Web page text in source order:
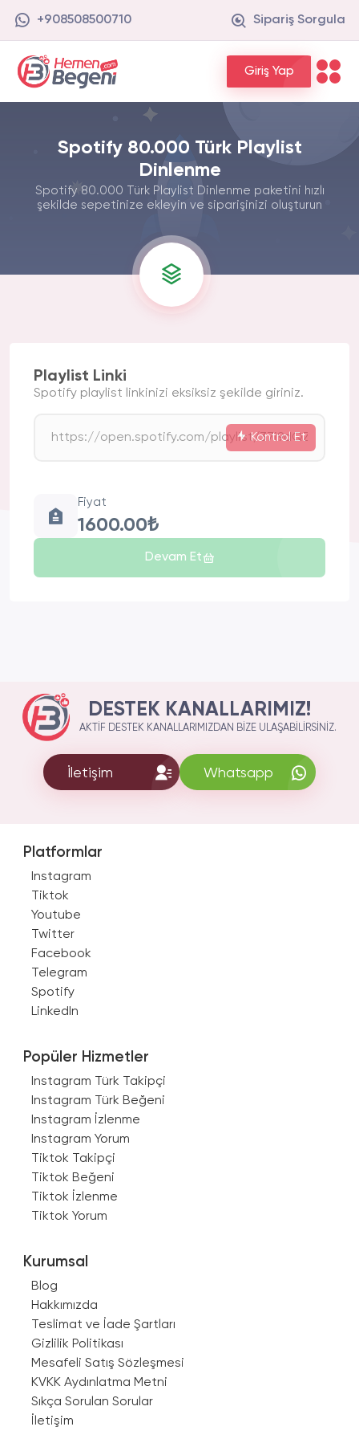
+908508500710 Sipariş Sorgula
Giriş Yap
Spotify 80.000 Türk Playlist
Dinlenme
Spotify 80.000 Türk Playlist Dinlenme paketini hızlı
şekilde sepetinize ekleyin ve siparişinizi oluşturun
Playlist Linki
Spotify playlist linkinizi eksiksiz şekilde giriniz.
Kontrol Et
Fiyat
1600.00₺
Devam Et
DESTEK KANALLARIMIZ!
AKTIF DESTEK KANALLARIMIZDAN BIZE ULAŞABILIRSINIZ.
İletişim Whatsapp
Platformlar
Instagram
Tiktok
Youtube
Twitter
Facebook
Telegram
Spotify
LinkedIn
Popüler Hizmetler
Instagram Türk Takipçi
Instagram Türk Beğeni
Instagram İzlenme
Instagram Yorum
Tiktok Takipçi
Tiktok Beğeni
Tiktok İzlenme
Tiktok Yorum
Kurumsal
Blog
Hakkımızda
Teslimat ve İade Şartları
Gizlilik Politikası
Mesafeli Satış Sözleşmesi
KVKK Aydınlatma Metni
Sıkça Sorulan Sorular
İletişim